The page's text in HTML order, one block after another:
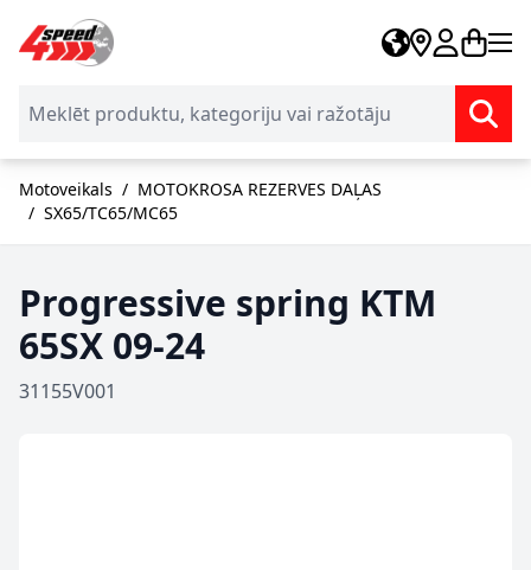
Skip to Content
Motoveikals / MOTOKROSA REZERVES DAĻAS
/ SX65/TC65/MC65
Progressive spring KTM
65SX 09-24
31155V001